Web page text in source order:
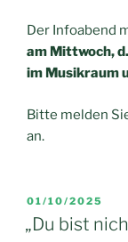
Der Infoabend
am Mittwoch,
im Musikraum
Bitte melden
an.
AM
01/10/2025
„Du bist